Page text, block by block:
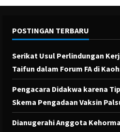
POSTINGAN TERBARU
Serikat Usul Perlindungan
Taifun dalam Forum FA di
Pengacara Didakwa karena
Skema Pengadaan Vaksin
Dianugerahi Anggota